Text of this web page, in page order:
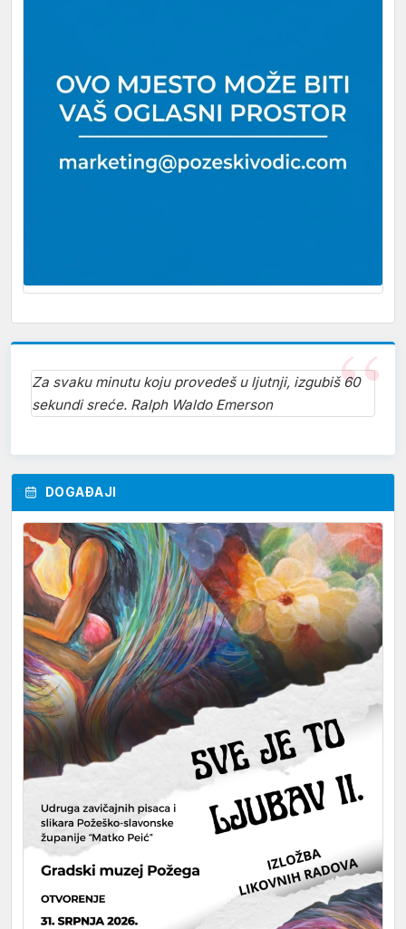
Za svaku minutu koju provedeš u ljutnji, izgubiš 60
sekundi sreće. Ralph Waldo Emerson
DOGAĐAJI